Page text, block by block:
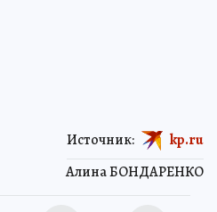
Алина БОНДАРЕНКО
Источник: kp.ru